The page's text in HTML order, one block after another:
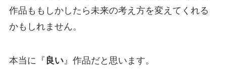
作品ももしかしたら未来の考え方を変えてくれる
かもしれません。
本当に『 良い』作品だと思います。